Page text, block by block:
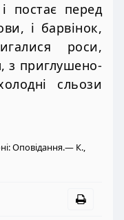
постає перед
і барвінок,
роси,
з приглушено-
сльози
Оповідання.— К.,